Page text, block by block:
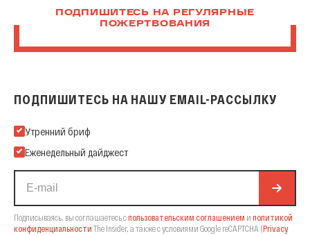
ПОДПИШИТЕСЬ НА РЕГУЛЯРНЫЕ
ПОЖЕРТВОВАНИЯ
ПОДПИШИТЕСЬ НА НАШУ EMAIL-РАССЫЛКУ
Подпишитесь на нашу Email-рассылку
Утренний бриф
Еженедельный дайджест
Подписываясь, вы соглашаетесь спользовательским соглашением и политикой
конфиденциальности The Insider, а также с условиями Google reCAPTCHA (Privacy